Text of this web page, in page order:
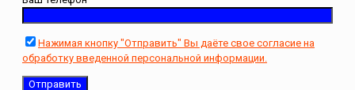
Нажимая кнопку "Отправить" Вы даёте свое согласие на
обработку введенной персональной информации.